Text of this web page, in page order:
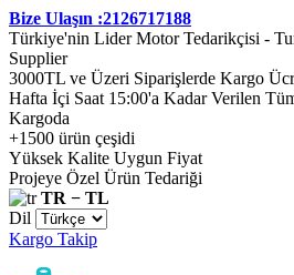
Bize Ulaşın :2126717188
Türkiye'nin Lider Motor Tedarikçisi -
Supplier
3000TL ve Üzeri Siparişlerde Kargo
Hafta İçi Saat 15:00'a Kadar Verilen
Kargoda
+1500 ürün çeşidi
Yüksek Kalite Uygun Fiyat
Projeye Özel Ürün Tedariği
TR − TL
Dil
Kargo Takip